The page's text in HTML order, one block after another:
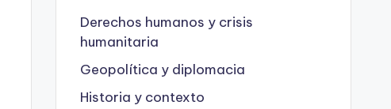
Derechos humanos y crisis
humanitaria
Geopolítica y diplomacia
Historia y contexto